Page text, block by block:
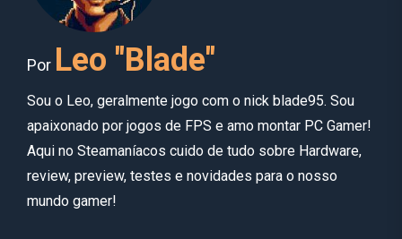
Por Leo "Blade"
Sou o Leo, geralmente jogo com o nick blade95. Sou
apaixonado por jogos de FPS e amo montar PC Gamer!
Aqui no Steamaníacos cuido de tudo sobre Hardware,
review, preview, testes e novidades para o nosso
mundo gamer!